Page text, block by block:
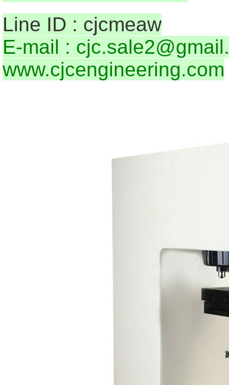
Line ID : cjcmeaw
E-mail :
www.cjcengineering.com